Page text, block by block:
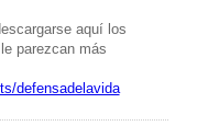
aquí los
parezcan más
defensadelavida